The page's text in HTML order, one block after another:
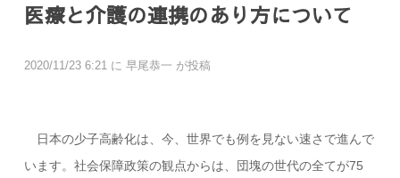
医療と介護の連携のあり方について
2020/11/23 6:21 に 早尾恭一 が投稿
日本の少子高齢化は、今、世界でも例を見ない速さで進んで
います。社会保障政策の観点からは、団塊の世代の全てが75